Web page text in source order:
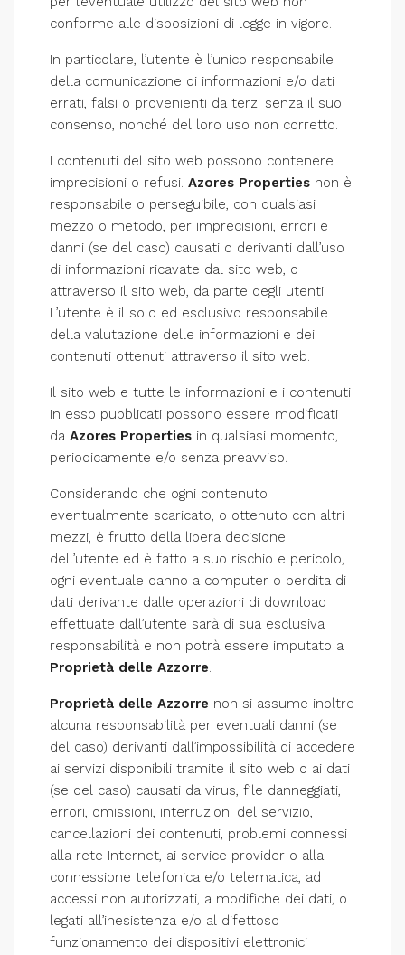
conforme alle disposizioni di legge in vigore.
In particolare, l’utente è l’unico responsabile
della comunicazione di informazioni e/o dati
errati, falsi o provenienti da terzi senza il suo
consenso, nonché del loro uso non corretto.
I contenuti del sito web possono contenere
imprecisioni o refusi. Azores Properties non è
responsabile o perseguibile, con qualsiasi
mezzo o metodo, per imprecisioni, errori e
danni (se del caso) causati o derivanti dall’uso
di informazioni ricavate dal sito web, o
attraverso il sito web, da parte degli utenti.
L’utente è il solo ed esclusivo responsabile
della valutazione delle informazioni e dei
contenuti ottenuti attraverso il sito web.
Il sito web e tutte le informazioni e i contenuti
in esso pubblicati possono essere modificati
da Azores Properties in qualsiasi momento,
periodicamente e/o senza preavviso.
Considerando che ogni contenuto
eventualmente scaricato, o ottenuto con altri
mezzi, è frutto della libera decisione
dell’utente ed è fatto a suo rischio e pericolo,
ogni eventuale danno a computer o perdita di
dati derivante dalle operazioni di download
effettuate dall’utente sarà di sua esclusiva
responsabilità e non potrà essere imputato a
Proprietà delle Azzorre.
Proprietà delle Azzorre non si assume inoltre
alcuna responsabilità per eventuali danni (se
del caso) derivanti dall’impossibilità di accedere
ai servizi disponibili tramite il sito web o ai dati
(se del caso) causati da virus, file danneggiati,
errori, omissioni, interruzioni del servizio,
cancellazioni dei contenuti, problemi connessi
alla rete Internet, ai service provider o alla
connessione telefonica e/o telematica, ad
accessi non autorizzati, a modifiche dei dati, o
legati all’inesistenza e/o al difettoso
funzionamento dei dispositivi elettronici